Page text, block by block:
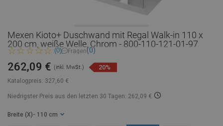
Mexen Kioto+ Duschwand mit Regal Walk-in 110 x
200 cm, weiße Welle, Chrom - 800-110-121-01-97
(0) Fragen(0)
Katalogpreis: 327,60 €
262,09 € (inkl. MwSt.) 20%
Niedrigster Preis aus den letzten 30 Tagen: 262,09 €
Breite (X) - 110 cm